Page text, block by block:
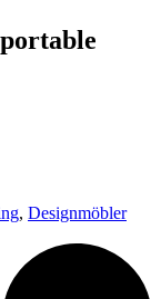
, Designmöbler